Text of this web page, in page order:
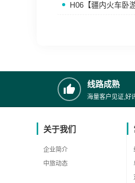
H06【疆内火车卧
线路成熟
海量客户见证,好
关于我们
企业简介
中旅动态